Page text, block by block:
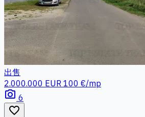
出售
2.000.000 EUR 100 €/mp
photo_camera 6
favorite_border